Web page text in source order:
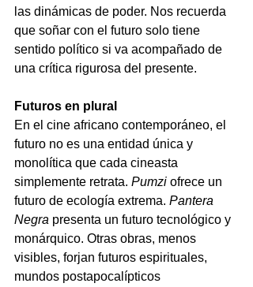
las dinámicas de poder. Nos recuerda
que soñar con el futuro solo tiene
sentido político si va acompañado de
una crítica rigurosa del presente.
Futuros en plural
En el cine africano contemporáneo, el
futuro no es una entidad única y
monolítica que cada cineasta
simplemente retrata. Pumzi ofrece un
futuro de ecología extrema. Pantera
Negra presenta un futuro tecnológico y
monárquico. Otras obras, menos
visibles, forjan futuros espirituales,
mundos postapocalípticos